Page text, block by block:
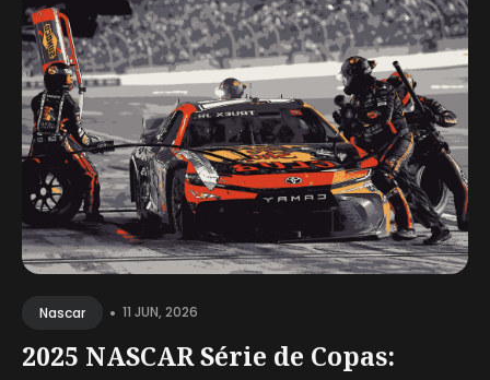
Nascar • 11 JUN, 2026
2025 NASCAR Série de Copas: